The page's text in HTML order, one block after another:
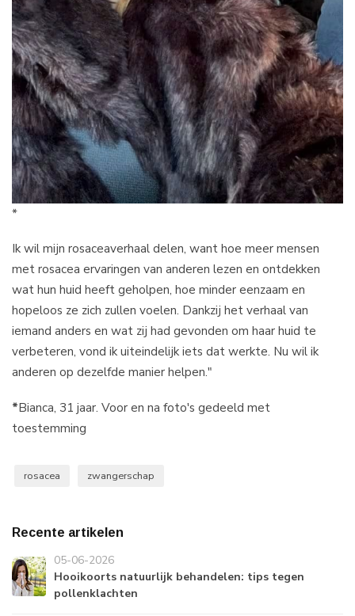
*
Ik wil mijn rosaceaverhaal delen, want hoe meer mensen
met rosacea ervaringen van anderen lezen en ontdekken
wat hun huid heeft geholpen, hoe minder eenzaam en
hopeloos ze zich zullen voelen. Dankzij het verhaal van
iemand anders en wat zij had gevonden om haar huid te
verbeteren, vond ik uiteindelijk iets dat werkte. Nu wil ik
anderen op dezelfde manier helpen."
*Bianca, 31 jaar. Voor en na foto's gedeeld met
toestemming
rosacea zwangerschap
Recente artikelen
05-06-2026
Hooikoorts natuurlijk behandelen: tips tegen
pollenklachten